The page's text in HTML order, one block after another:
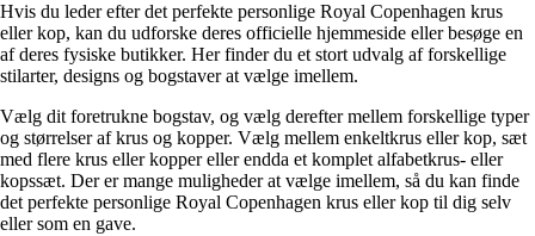
Hvis du leder efter det perfekte personlige Royal Copenhagen krus
eller kop, kan du udforske deres officielle hjemmeside eller besøge en
af deres fysiske butikker. Her finder du et stort udvalg af forskellige
stilarter, designs og bogstaver at vælge imellem.
Vælg dit foretrukne bogstav, og vælg derefter mellem forskellige typer
og størrelser af krus og kopper. Vælg mellem enkeltkrus eller kop, sæt
med flere krus eller kopper eller endda et komplet alfabetkrus- eller
kopssæt. Der er mange muligheder at vælge imellem, så du kan finde
det perfekte personlige Royal Copenhagen krus eller kop til dig selv
eller som en gave.